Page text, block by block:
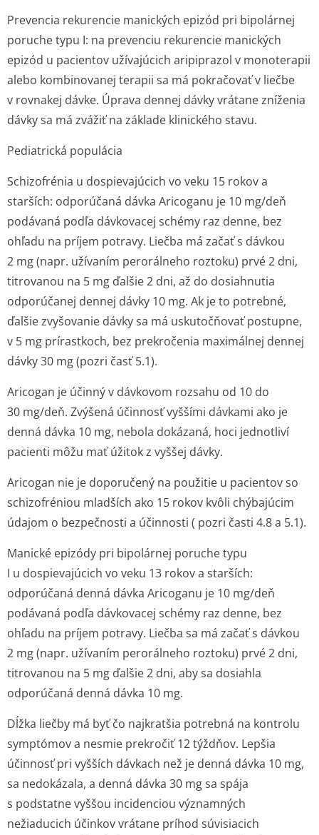
Prevencia rekurencie manických epizód pri bipolárnej
poruche typu I: na prevenciu rekurencie manických
epizód u pacientov užívajúcich aripiprazol v monoterapii
alebo kombinovanej terapii sa má pokračovať v liečbe
v rovnakej dávke. Úprava dennej dávky vrátane zníženia
dávky sa má zvážiť na základe klinického stavu.
Pediatrická populácia
Schizofrénia u dospievajúcich vo veku 15 rokov a
starších: odporúčaná dávka Aricoganu je 10 mg/deň
podávaná podľa dávkovacej schémy raz denne, bez
ohľadu na príjem potravy. Liečba má začať s dávkou
2 mg (napr. užívaním perorálneho roztoku) prvé 2 dni,
titrovanou na 5 mg ďalšie 2 dni, až do dosiahnutia
odporúčanej dennej dávky 10 mg. Ak je to potrebné,
ďalšie zvyšovanie dávky sa má uskutočňovať postupne,
v 5 mg prírastkoch, bez prekročenia maximálnej dennej
dávky 30 mg (pozri časť 5.1).
Aricogan je účinný v dávkovom rozsahu od 10 do
30 mg/deň. Zvýšená účinnosť vyššími dávkami ako je
denná dávka 10 mg, nebola dokázaná, hoci jednotliví
pacienti môžu mať úžitok z vyššej dávky.
Aricogan nie je doporučený na použitie u pacientov so
schizofréniou mladších ako 15 rokov kvôli chýbajúcim
údajom o bezpečnosti a účinnosti ( pozri časti 4.8 a 5.1).
Manické epizódy pri bipolárnej poruche typu
I u dospievajúcich vo veku 13 rokov a starších:
odporúčaná denná dávka Aricoganu je 10 mg/deň
podávaná podľa dávkovacej schémy raz denne, bez
ohľadu na príjem potravy. Liečba sa má začať s dávkou
2 mg (napr. užívaním perorálneho roztoku) prvé 2 dni,
titrovanou na 5 mg ďalšie 2 dni, aby sa dosiahla
odporúčaná denná dávka 10 mg.
Dĺžka liečby má byť čo najkratšia potrebná na kontrolu
symptómov a nesmie prekročiť 12 týždňov. Lepšia
účinnosť pri vyšších dávkach než je denná dávka 10 mg,
sa nedokázala, a denná dávka 30 mg sa spája
s podstatne vyššou incidenciou významných
nežiaducich účinkov vrátane príhod súvisiacich